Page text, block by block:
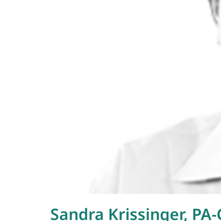
Sandra Krissinger, PA-